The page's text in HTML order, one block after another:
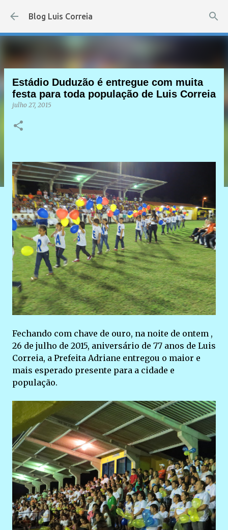
Pular para o conteúdo principal
Blog Luis Correia
Estádio Duduzão é entregue com muita
festa para toda população de Luis Correia
julho 27, 2015
Fechando com chave de ouro, na noite de ontem ,
26 de julho de 2015, aniversário de 77 anos de Luis
Correia, a Prefeita Adriane entregou o maior e
mais esperado presente para a cidade e
população.